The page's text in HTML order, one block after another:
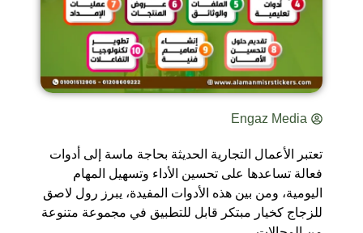
Engaz Media
تعتبر الأعمال التجارية الحديثة بحاجة ماسة إلى أدوات
فعالة تساعدها على تحسين الأداء وتسهيل المهام
اليومية، ومن بين هذه الأدوات المفيدة، يبرز رول لاصق
للزجاج كخيار مبتكر قابل للتطبيق في مجموعة متنوعة